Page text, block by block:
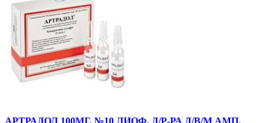
АРТРАДОЛ 100МГ. №10 ЛИОФ. Д/Р-РА Д/В/М АМП.